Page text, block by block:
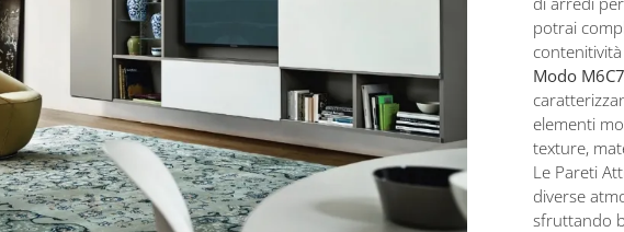
potrai
Modo
elementi
texture,
Le Pareti
diverse
sfruttando